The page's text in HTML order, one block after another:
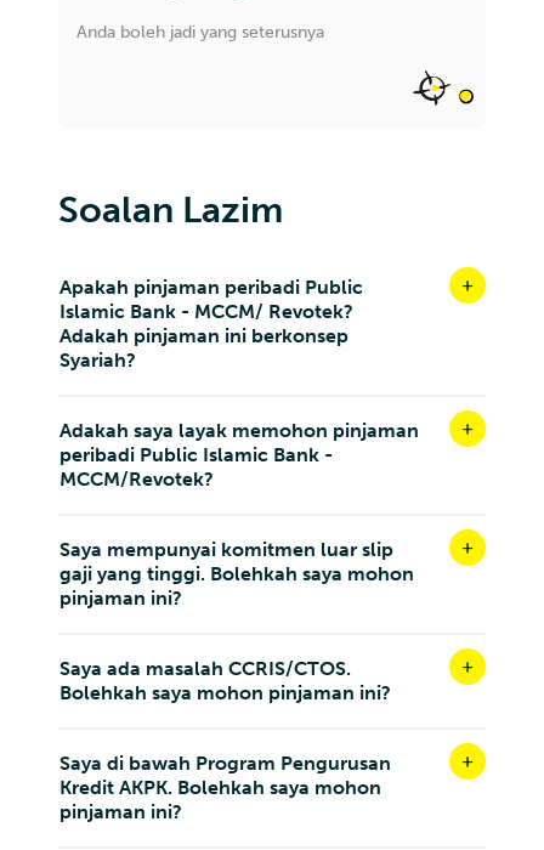
Anda boleh jadi yang seterusnya
Soalan Lazim
Apakah pinjaman peribadi Public
Islamic Bank - MCCM/ Revotek?
Adakah pinjaman ini berkonsep
Syariah?
Adakah saya layak memohon pinjaman
peribadi Public Islamic Bank -
MCCM/Revotek?
Saya mempunyai komitmen luar slip
gaji yang tinggi. Bolehkah saya mohon
pinjaman ini?
Saya ada masalah CCRIS/CTOS.
Bolehkah saya mohon pinjaman ini?
Saya di bawah Program Pengurusan
Kredit AKPK. Bolehkah saya mohon
pinjaman ini?